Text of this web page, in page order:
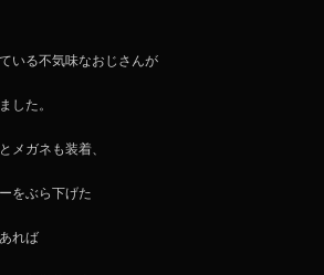
いる不気味なおじさんが
した。
メガネも装着、
をぶら下げた
れば